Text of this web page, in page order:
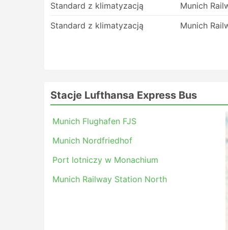
Standard z klimatyzacją
Munich
Standard z klimatyzacją
Munich
Stacje Lufthansa Express Bus
Munich Flughafen FJS
Munich Nordfriedhof
Port lotniczy w Monachium
Munich Railway Station North